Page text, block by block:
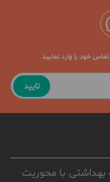
خود را وارد نمایید
تایید
بهداشتی با محوریت